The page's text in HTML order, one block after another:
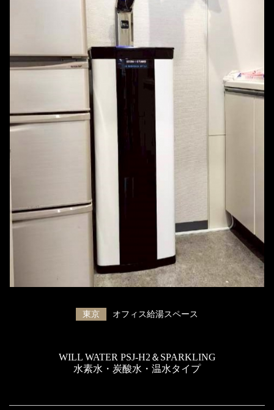
東京 オフィス給湯スペース
WILL WATER PSJ-H2＆SPARKLING
水素水・炭酸水・温水タイプ